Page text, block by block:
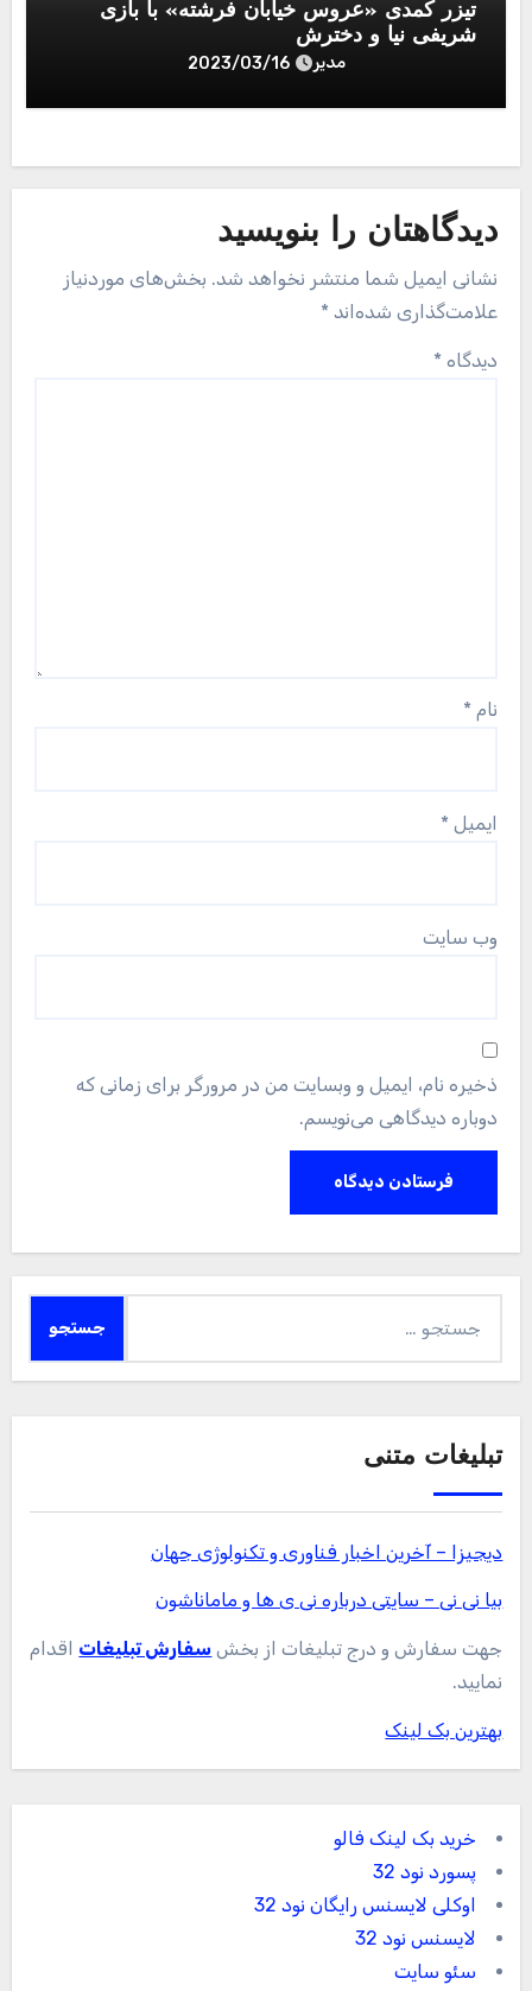
تیزر کمدی «عروس خیابان فرشته» با بازی
شریفی نیا و دخترش
مدیر 2023/03/16
دیدگاهتان را بنویسید
نشانی ایمیل شما منتشر نخواهد شد. بخش‌های موردنیاز
علامت‌گذاری شده‌اند *
دیدگاه *
نام *
ایمیل *
وب‌ سایت
ذخیره نام، ایمیل و وبسایت من در مرورگر برای زمانی که
دوباره دیدگاهی می‌نویسم.
برای:
تبلیغات متنی
دیجیزا – آخرین اخبار فناوری و تکنولوژی جهان
بیا نی نی – سایتی درباره نی ی ها و ماماناشون
جهت سفارش و درج تبلیغات از بخش سفارش تبلیغات اقدام
نمایید.
بهترین بک لینک
خرید بک لینک فالو
پسورد نود 32
اوکلی لایسنس رایگان نود 32
لایسنس نود 32
سئو سایت